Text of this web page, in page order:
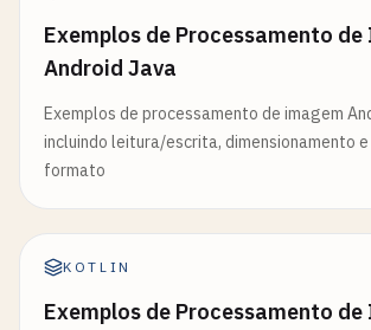
Exemplos de Processamento
Android Java
Exemplos de processamento de imagem
incluindo leitura/escrita, dimensionamento
formato
KOTLIN
Exemplos de Processamento